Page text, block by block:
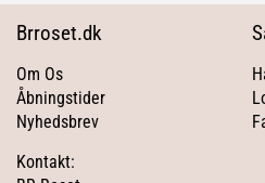
Brroset.dk
Om Os
Åbningstider
Nyhedsbrev
Kontakt: